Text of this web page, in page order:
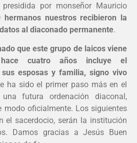
por monseñor Mauricio
hermanos nuestros recibieron la
al diaconado permanente.
que este grupo de laicos viene
cuatro años incluye el
esposas y familia, signo vivo
ha sido el primer paso más en el
futura ordenación diaconal,
modo oficialmente. Los siguientes
el sacerdocio, serán la institución
Damos gracias a Jesús Buen